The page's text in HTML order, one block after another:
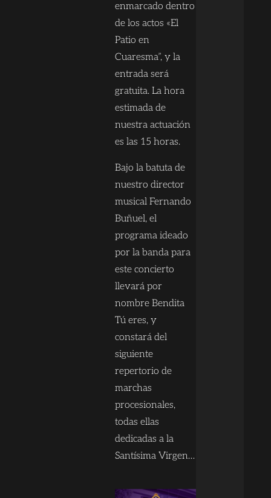
enmarcado dentro
de los actos «El
Patio en
Cuaresma”, y la
entrada será
gratuita. La hora
estimada de
nuestra actuación
es las 15 horas.
Bajo la batuta de
nuestro director
musical Fernando
Buñuel, el
programa ideado
por la banda para
este concierto
llevará por
nombre Bendita
Tú eres, y
constará del
siguiente
repertorio de
marchas
procesionales,
todas ellas
dedicadas a la
Santísima Virgen…